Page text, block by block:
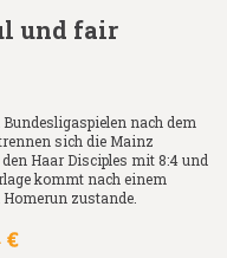
und fair
nach dem
sich die Mainz
Haar Disciples mit 8:4 und
kommt nach einem
zustande.